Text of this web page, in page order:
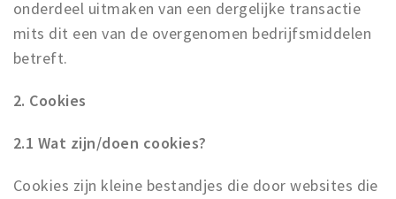
onderdeel uitmaken van een dergelijke transactie
mits dit een van de overgenomen bedrijfsmiddelen
betreft.
2. Cookies
2.1 Wat zijn/doen cookies?
Cookies zijn kleine bestandjes die door websites die